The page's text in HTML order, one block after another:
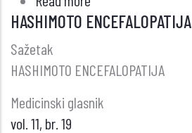
LEČENJE
KARCINOMA
HASHIMOTO ENCEFALOPATIJA
Sažetak
HASHIMOTO ENCEFALOPATIJA
Medicinski glasnik
vol. 11, br. 19